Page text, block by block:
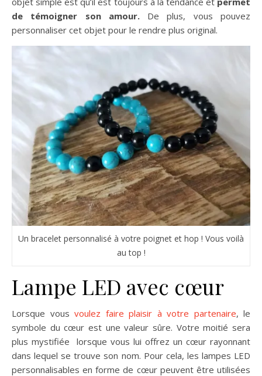
de témoigner son amour.De plus, vous pouvez
personnaliser cet objet pour le rendre plus original.
Un bracelet personnalisé à votre poignet et hop ! Vous voilà
au top !
Lampe LED avec cœur
Lorsque vous voulez faire plaisir à votre partenaire, le
symbole du cœur est une valeur sûre. Votre moitié sera
plus mystifiée lorsque vous lui offrez un cœur rayonnant
dans lequel se trouve son nom. Pour cela, les lampes LED
personnalisables en forme de cœur peuvent être utilisées